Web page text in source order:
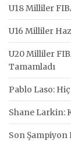
U18 Milliler
U16 Milliler
U20 Milliler
Tamamladı
Pablo Laso:
Shane Larkin:
Son Şampiyon